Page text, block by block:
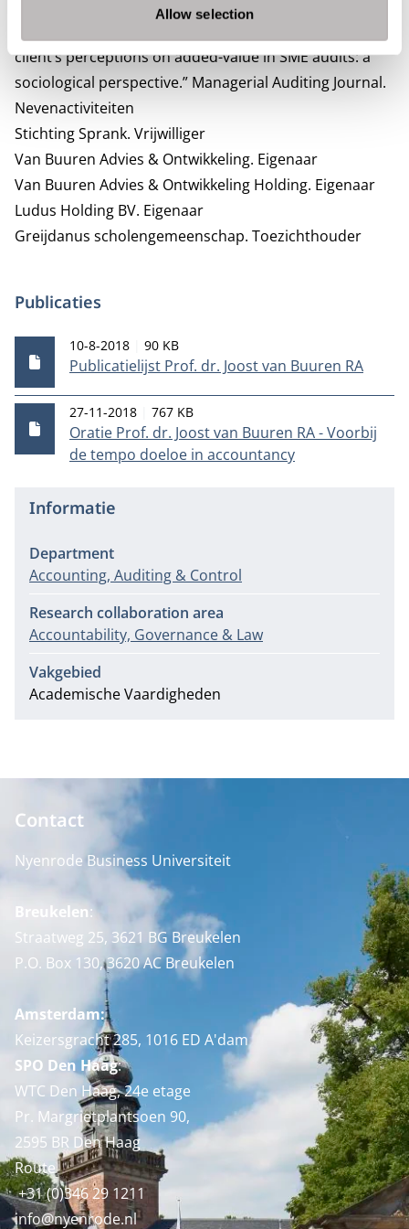
Allow selection
and H. B. Duits. 2022. “The coherence of the auditor-
client’s perceptions on added-value in SME audits: a
sociological perspective.” Managerial Auditing Journal.
Nevenactiviteiten
Stichting Sprank. Vrijwilliger
Van Buuren Advies & Ontwikkeling. Eigenaar
Van Buuren Advies & Ontwikkeling Holding. Eigenaar
Ludus Holding BV. Eigenaar
Greijdanus scholengemeenschap. Toezichthouder
Publicaties
Publicatielijst Prof. dr. Joost van Buuren RA
Publicatiedatum
10-8-2018 Bestandsgrootte
90 KB
Oratie Prof. dr. Joost van Buuren RA - Voorbij
de tempo doeloe in accountancy
Publicatiedatum
27-11-2018 Bestandsgrootte
767 KB
Informatie
Department
Accounting, Auditing & Control
Research collaboration area
Accountability, Governance & Law
Vakgebied
Academische Vaardigheden
Contact
Nyenrode Business Universiteit
Breukelen:
Straatweg 25, 3621 BG Breukelen
P.O. Box 130, 3620 AC Breukelen
Amsterdam:
Keizersgracht 285, 1016 ED A'dam
SPO Den Haag:
WTC Den Haag, 24e etage
Pr. Margrietplantsoen 90,
2595 BR Den Haag
Route
+31 (0)346 29 1211
info@nyenrode.nl